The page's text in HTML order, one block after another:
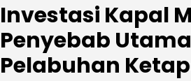
Investasi Kapal
Penyebab
Pelabuhan